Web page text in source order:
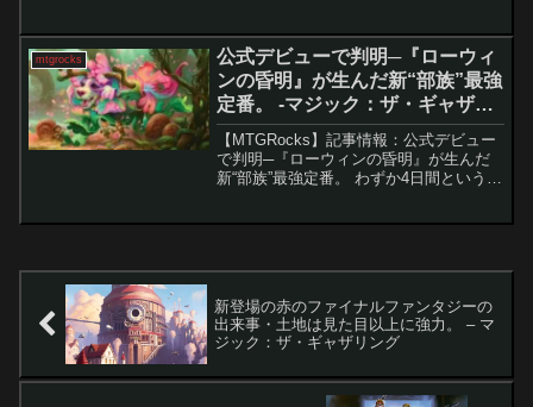
日に発売された『Final Fantasy』セッ
ト...
mtgrocks
公式デビューで判明─『ローウィ
ンの昏明』が生んだ新“部族”最強
定番。 -マジック：ザ・ギャザリ
ング
【MTGRocks】記事情報：公式デビュー
で判明─『ローウィンの昏明』が生んだ
新“部族”最強定番。 わずか4日間という異
新登場の赤のファイナルファンタジーの
出来事・土地は見た目以上に強力。 – マ
ジック：ザ・ギャザリング